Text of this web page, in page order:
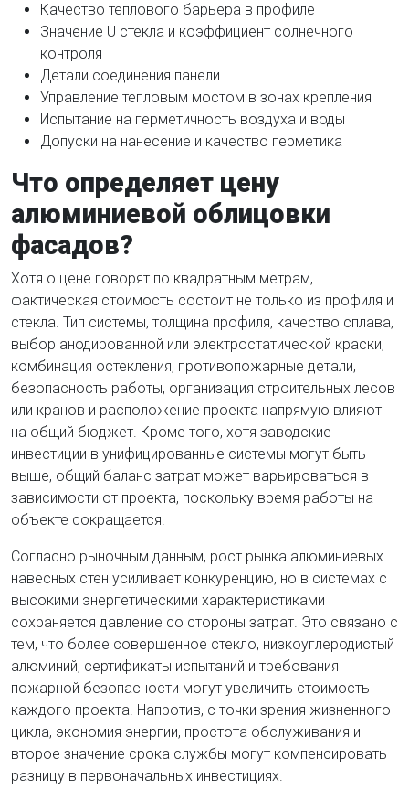
Качество теплового барьера в профиле
Значение U стекла и коэффициент солнечного
контроля
Детали соединения панели
Управление тепловым мостом в зонах крепления
Испытание на герметичность воздуха и воды
Допуски на нанесение и качество герметика
Что определяет цену
алюминиевой облицовки
фасадов?
Хотя о цене говорят по квадратным метрам,
фактическая стоимость состоит не только из профиля и
стекла. Тип системы, толщина профиля, качество сплава,
выбор анодированной или электростатической краски,
комбинация остекления, противопожарные детали,
безопасность работы, организация строительных лесов
или кранов и расположение проекта напрямую влияют
на общий бюджет. Кроме того, хотя заводские
инвестиции в унифицированные системы могут быть
выше, общий баланс затрат может варьироваться в
зависимости от проекта, поскольку время работы на
объекте сокращается.
Согласно рыночным данным, рост рынка алюминиевых
навесных стен усиливает конкуренцию, но в системах с
высокими энергетическими характеристиками
сохраняется давление со стороны затрат. Это связано с
тем, что более совершенное стекло, низкоуглеродистый
алюминий, сертификаты испытаний и требования
пожарной безопасности могут увеличить стоимость
каждого проекта. Напротив, с точки зрения жизненного
цикла, экономия энергии, простота обслуживания и
второе значение срока службы могут компенсировать
разницу в первоначальных инвестициях.